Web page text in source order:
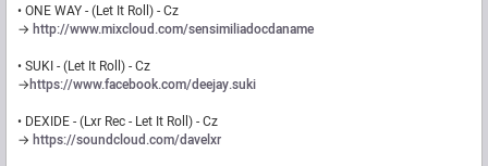
• ONE WAY - (Let It Roll) - Cz
→ http://www.mixcloud.com/sensimiliadocdaname
• SUKI - (Let It Roll) - Cz
→https://www.facebook.com/deejay.suki
• DEXIDE - (Lxr Rec - Let It Roll) - Cz
→ https://soundcloud.com/davelxr